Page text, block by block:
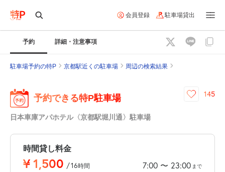
会員登録 駐車場貸出
予約 詳細・注意事項
駐車場予約の特P 京都駅近くの駐車場 周辺の検索結果
予約できる特P駐車場
日本車庫アパホテル〈京都駅堀川通〉駐車場
145
時間貸し料金
¥1,500 /16時間 7:00 〜 23:00 まで